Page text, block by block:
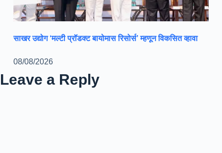
साखर उद्योग ‘मल्टी प्रॉडक्ट बायोमास रिसोर्स’ म्हणून विकसित व्हावा
08/08/2026
Leave a Reply